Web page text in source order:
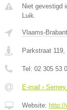
Niet gevestigd
Luik.
Vlaams-Brabant
Parkstraat 119,
Tel: 02 305 53
E-mail ›
Website: http://